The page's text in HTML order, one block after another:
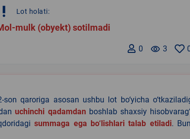
priority_high Lot holati:
mulk (obyekt) sotilmadi
remove_red_eye 3
0
son qaroriga asosan ushbu lot bo‘yicha
uchinchi qadamdan boshlab shaxsiy
summaga ega bo‘lishlari talab etiladi.